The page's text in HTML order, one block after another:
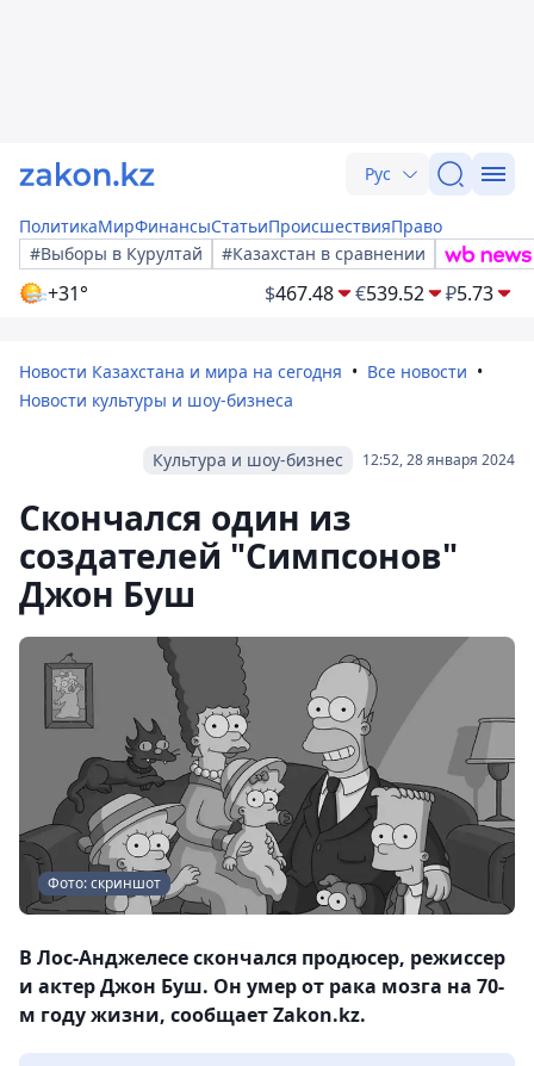
Рус
ПолитикаМирФинансыСтатьиПроисшествияПраво
#Выборы в Курултай
#Казахстан в сравнении
+31° $467.48 €539.52 ₽5.73
Новости Казахстана и мира на сегодня
Все новости
Новости культуры и шоу-бизнеса
12:52, 28 января 2024
Культура и шоу-бизнес
Скончался один из
создателей "Симпсонов"
Джон Буш
Фото: скриншот
В Лос-Анджелесе скончался продюсер, режиссер
и актер Джон Буш. Он умер от рака мозга на 70-
м году жизни, сообщает Zakon.kz.